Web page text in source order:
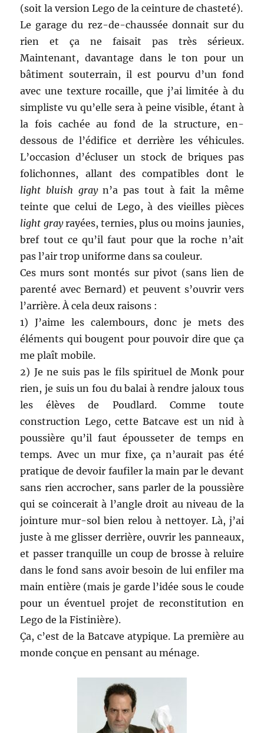
(soit la version Lego de la ceinture de chasteté).
Le garage du rez-de-chaussée donnait sur du
rien et ça ne faisait pas très sérieux.
Maintenant, davantage dans le ton pour un
bâtiment souterrain, il est pourvu d’un fond
avec une texture rocaille, que j’ai limitée à du
simpliste vu qu’elle sera à peine visible, étant à
la fois cachée au fond de la structure, en-
dessous de l’édifice et derrière les véhicules.
L’occasion d’écluser un stock de briques pas
folichonnes, allant des compatibles dont le
light bluish grayn’a pas tout à fait la même
teinte que celui de Lego, à des vieilles pièces
light grayrayées, ternies, plus ou moins jaunies,
bref tout ce qu’il faut pour que la roche n’ait
pas l’air trop uniforme dans sa couleur.
Ces murs sont montés sur pivot (sans lien de
parenté avec Bernard) et peuvent s’ouvrir vers
l’arrière. À cela deux raisons :
1) J’aime les calembours, donc je mets des
éléments qui bougent pour pouvoir dire que ça
me plaît mobile.
2) Je ne suis pas le fils spirituel de Monk pour
rien, je suis un fou du balai à rendre jaloux tous
les élèves de Poudlard. Comme toute
construction Lego, cette Batcave est un nid à
poussière qu’il faut épousseter de temps en
temps. Avec un mur fixe, ça n’aurait pas été
pratique de devoir faufiler la main par le devant
sans rien accrocher, sans parler de la poussière
qui se coincerait à l’angle droit au niveau de la
jointure mur-sol bien relou à nettoyer. Là, j’ai
juste à me glisser derrière, ouvrir les panneaux,
et passer tranquille un coup de brosse à reluire
dans le fond sans avoir besoin de lui enfiler ma
main entière (mais je garde l’idée sous le coude
pour un éventuel projet de reconstitution en
Lego de la Fistinière).
Ça, c’est de la Batcave atypique. La première au
monde conçue en pensant au ménage.